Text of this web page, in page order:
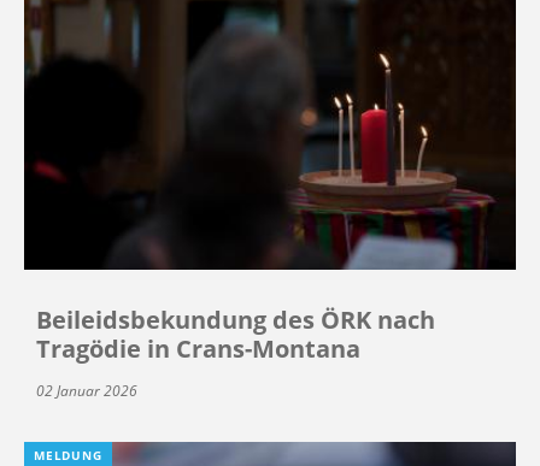
Beileidsbekundung des ÖRK nach
Tragödie in Crans-Montana
02 Januar 2026
MELDUNG